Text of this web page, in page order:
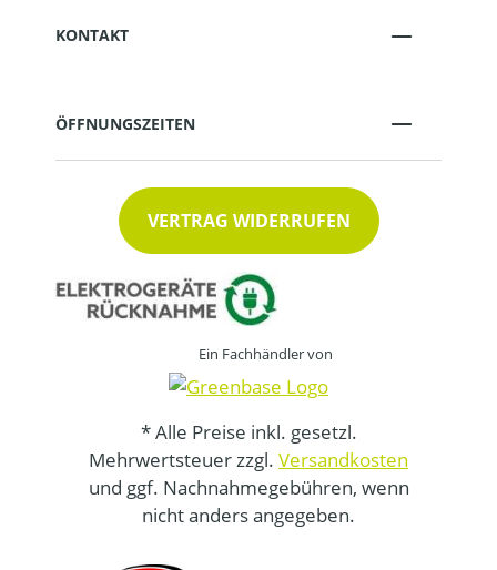
KONTAKT
ÖFFNUNGSZEITEN
VERTRAG WIDERRUFEN
Ein Fachhändler von
* Alle Preise inkl. gesetzl.
Mehrwertsteuer zzgl. Versandkosten
und ggf. Nachnahmegebühren, wenn
nicht anders angegeben.